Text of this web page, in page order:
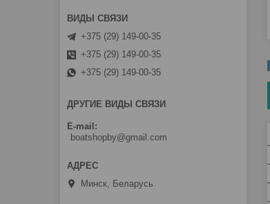
+375 (29) 149-00-35
+375 (29) 149-00-35
+375 (29) 149-00-35
ДРУГИЕ ВИДЫ СВЯЗИ
E-mail
boatshopby@gmail.com
Минск, Беларусь